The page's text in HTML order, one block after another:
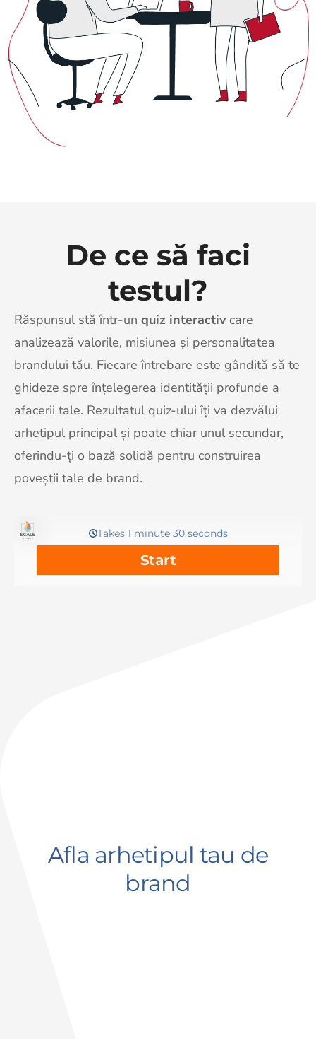
De ce să faci
testul?
Răspunsul stă într-un quiz interactivcare
analizează valorile, misiunea și personalitatea
brandului tău. Fiecare întrebare este gândită să te
ghideze spre înțelegerea identității profunde a
afacerii tale. Rezultatul quiz-ului îți va dezvălui
arhetipul principal și poate chiar unul secundar,
oferindu-ți o bază solidă pentru construirea
poveștii tale de brand.